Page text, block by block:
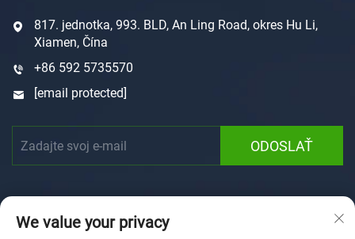
817. jednotka, 993. BLD, An Ling Road, okres Hu Li,
Xiamen, Čína
+86 592 5735570
[email protected]
ODOSLAŤ
We value your privacy